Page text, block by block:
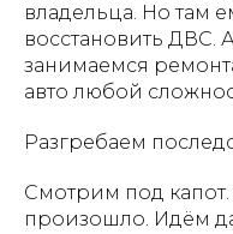
владельца. Но там
восстановить
занимаемся
авто любой
Разгребаем
Смотрим под
произошло. Идём